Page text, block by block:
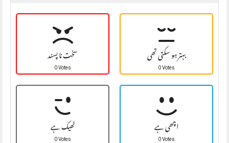
سخت نا پسند
0 Votes بہتر ہو سکتی تھی
0 Votes
ٹھیک ہے
0 Votes اچھی ہے
0 Votes